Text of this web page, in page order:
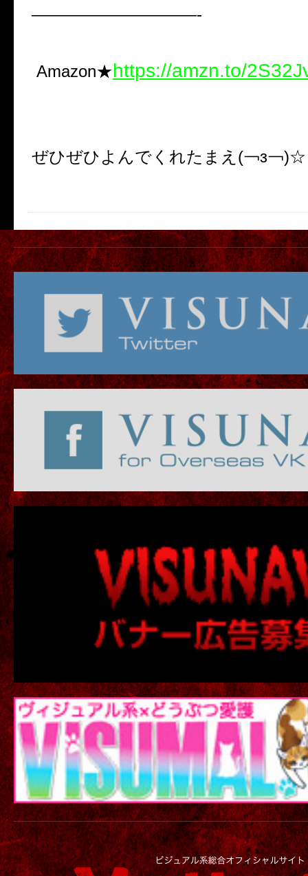
——————————-
Amazon★https://amzn.to/
ぜひぜひよんでくれたまえ(￢з￢